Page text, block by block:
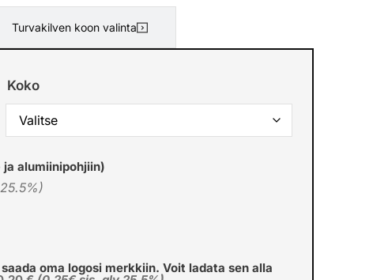
Turvakilven koon valinta
Koko
alumiinipohjiin)
oma logosi merkkiin. Voit ladata sen alla